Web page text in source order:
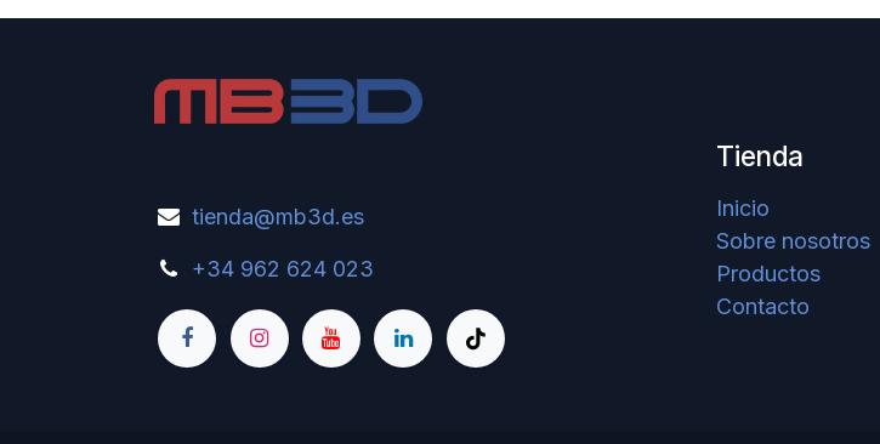
Tienda
Inicio
Sobre nosotros
Productos
Contacto
tienda@mb3d.es
+34 962 624 023